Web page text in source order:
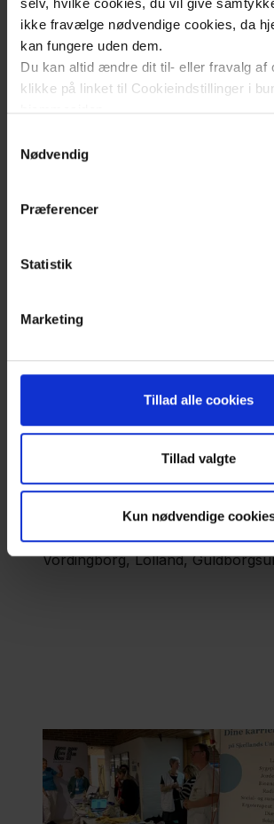
ikke fravælge nødvendige cookies, da
kan fungere uden dem.
Du kan altid ændre dit til- eller fravalg af
klikke på linket til Cookieindstillinger i
hjemmesiden.
Læs mere om brugen af cookies på
Læs mere om vores behandling af
her.
Nødvendig
Præferencer
Statistik
Marketing
Tillad alle cookies
Tillad valgte
Kun nødvendige
UU-vejledere i de tilknyttede
udvælger og tilmelder elever
indhenter underskrevet
tavshedserklæring
fra
forældre/værge.
Erhvervspraktikken er organiseret
Uniform og praktiske rammer
Kommuner i samarbejdet
Erhvervspraktikken udbydes i
med Ungdommens
(UU) i følgende kommuner:
Stevns, Solrød, Greve, Køge,
Vordingborg, Lolland,